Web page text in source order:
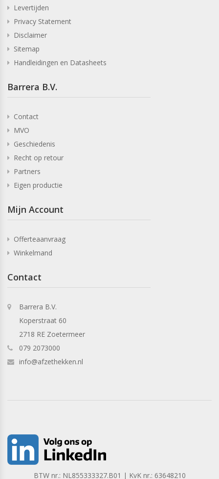
Levertijden
Privacy Statement
Disclaimer
Sitemap
Handleidingen en Datasheets
Barrera B.V.
Contact
MVO
Geschiedenis
Recht op retour
Partners
Eigen productie
Mijn Account
Offerteaanvraag
Winkelmand
Contact
Barrera B.V.
Koperstraat 60
2718 RE Zoetermeer
079 2073000
info@afzethekken.nl
BTW nr.: NL855333327.B01 | KvK nr.: 63648210